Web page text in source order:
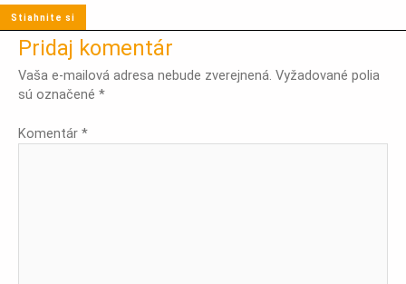
Stiahnite si
Pridaj komentár
Vaša e-mailová adresa nebude zverejnená. Vyžadované polia
sú označené *
Komentár *